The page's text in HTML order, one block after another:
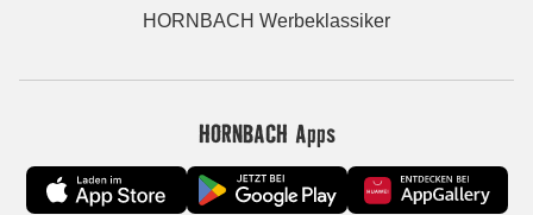
HORNBACH Werbeklassiker
HORNBACH Apps